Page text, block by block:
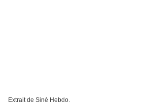
Extrait de Siné Hebdo.